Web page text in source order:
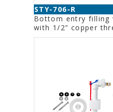
STY-706-R
Bottom entry filling
with 1/2” copper